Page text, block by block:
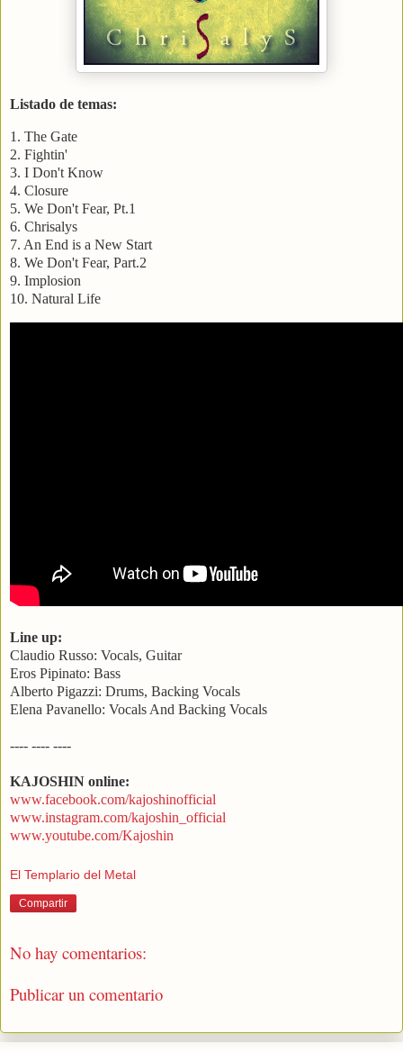
Listado de temas:
1. The Gate
2. Fightin'
3. I Don't Know
4. Closure
5. We Don't Fear, Pt.1
6. Chrisalys
7. An End is a New Start
8. We Don't Fear, Part.2
9. Implosion
10. Natural Life
Line up:
Claudio Russo: Vocals, Guitar
Eros Pipinato: Bass
Alberto Pigazzi: Drums, Backing Vocals
Elena Pavanello: Vocals And Backing Vocals
---- ---- ----
KAJOSHIN online:
www.facebook.com/kajoshinofficial
www.instagram.com/kajoshin_official
www.youtube.com/Kajoshin
El Templario del Metal
Compartir
No hay comentarios:
Publicar un comentario